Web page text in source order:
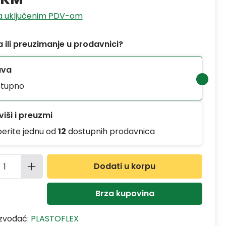
uključenim PDV-om
ili preuzimanje u prodavnici?
i preuzmi
jednu od12 dostupnih prodavnica
proizvoda: Unesite željenu
Dodati u korpu
Brza kupovina
PLASTOFLEX